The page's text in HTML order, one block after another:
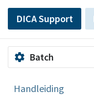
DICA Support
settings Batch
Handleiding